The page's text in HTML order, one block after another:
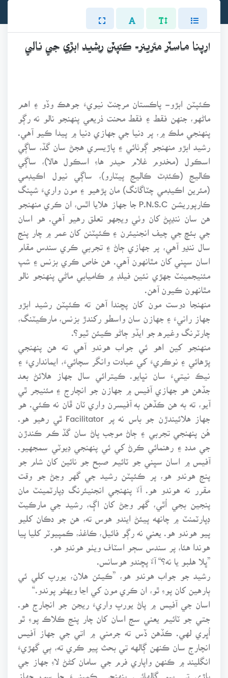
ارپنا ماسٽر مئرينر- ڪئپٽن رشيد ابڙي جي نالي
ڪئپٽن ابڙو- پاڪستان مرچنٽ نيويءَ جوهڪ وڏو ۽ اهم
ماڻهو، جنهن فقط ۽ فقط محنت ذريعي پنهنجو نالو نه رڳو
پنهنجي ملڪ ۾، پر دنيا جي جهازي دنيا ۾ پيدا ڪيو آهي.
رشيد ابڙو منهنجو ڳوٺائي ۽ پاڙيسري هجڻ سان گڏ، ساڳي
اسڪول (مخدوم غلام حيدر هاءِ اسڪول هالا)، ساڳي
ڪاليج (ڪئڊٽ ڪاليج پيٽارو)، ساڳي نيول اڪيڊمي
(مئرين اڪيڊمي چٽاگانگ) مان پڙهيو ۽ مون واريءَ شپنگ
ڪارپوريشن P.N.S.C جا جهاز هلايا اٿس، ان ڪري منهنجو
هن سان ننڍپڻ کان وٺي ويجهو تعلق رهيو آهي. هو اسان
جي بئچ جي چيف انجنيئرن ۽ ڪئپٽنن کان عمر ۾ چار پنج
سال ننڍو آهي، پر جهازي ڄاڻ ۽ تجربي ڪري سندس مقام
اسان سڀني کان مٿانهون آهي. هن خاص ڪري بزنس ۽ شپ
مئنيجمينٽ جهڙي نئين فيلڊ ۾ ڪاميابي ماڻي پنهنجو نالو
مٿانهون ڪيون آهن.
منهنجا دوست مون کان پڇندا آهن ته ڪئپٽن رشيد ابڙو
جهاز رانيءَ ۽ جهازن سان واسطو رکندڙ بزنس، مارڪيٽنگ،
چارٽرنگ وغيره جو ايڏو ڄاڻو ڪيئن ٿيو؟.
منهنجو کين اهو ئي جواب هوندو آهي ته هن پنهنجي
پڙهائي ۽ نوڪريءَ کي عبادت وانگر سچائيءَ، ايمانداريءَ ۽
نيڪ نيتيءَ سان نڀايو. ڪيترائي سال جهاز هلائڻ بعد
جڏهن هو جهازي آفيس ۾ جهازن جو انچارج ۽ مئنيجر ٿي
آيو، ته به هن ڪڏهن به آفيسرن واري ٽان ڦان نه ڪئي. هو
جهاز هلائيندڙن جو باس نه پر Facilitator ٿي رهيو هو.
هُن پنهنجي تجربي ۽ ڄاڻ موجب پاڻ سان گڏ ڪم ڪندڙن
جي مدد ۽ رهنمائي ڪرڻ کي ئي پنهنجي ڊيوٽي سمجهيو.
آفيس ۾ اسان سڀني جو ٽائيم صبح جو نائين کان شام جو
پنج هوندو هو، پر ڪئپٽن رشيد جي گهر وڃڻ جو وقت
مقرر نه هوندو هو. آءٌ پنهنجي انجنيئرنگ ڊپارٽمينٽ مان
پنجين بجي اُٿي، گهر وڃڻ کان اڳ، رشيد جي مارڪيٽ
ڊپارٽمنٽ ۾ چانهه پيئڻ ايندو هوس ته، هن جو دڪان کليو
پيو هوندو هو. يعني نه رڳو فائيل، ڪاغذ، ڪمپيوٽر کليا پيا
هوندا هئا، پر سندس سڄو اسٽاف ويٺو هوندو هو.
”ڀلا هلبو يا نه؟“ آءٌ پڇندو هوسانس.
رشيد جو جواب هوندو هو، ”ڪيئن هلان، يورپ کلي ئي
ٻارهين کان پوءِ ٿو، ان ڪري مون کي اڃا ويهڻو پوندو.“
اسان جي آفيس ۾ پاڻ يورپ واريءَ ريجن جو انچارج هو.
جتي جو ٽائيم يعني سج اسان کان چار پنج ڪلاڪ پوءِ ٿو
اُڀري لهي. ڪڏهن ڏس ته جرمني ۾ اتي جي جهاز آفيس
انچارج سان ڪنهن ڳالهه تي بحث پيو ڪري ته، ٻي گهڙيءَ
انگليند ۾ ڪنهن واپاري فرم جي سامان کڻڻ لاءِ جهاز جي
ڀاڙي تي پيو ڳالهائي. پنهنجي ڪمپنيءَ جا سڀ جهاز